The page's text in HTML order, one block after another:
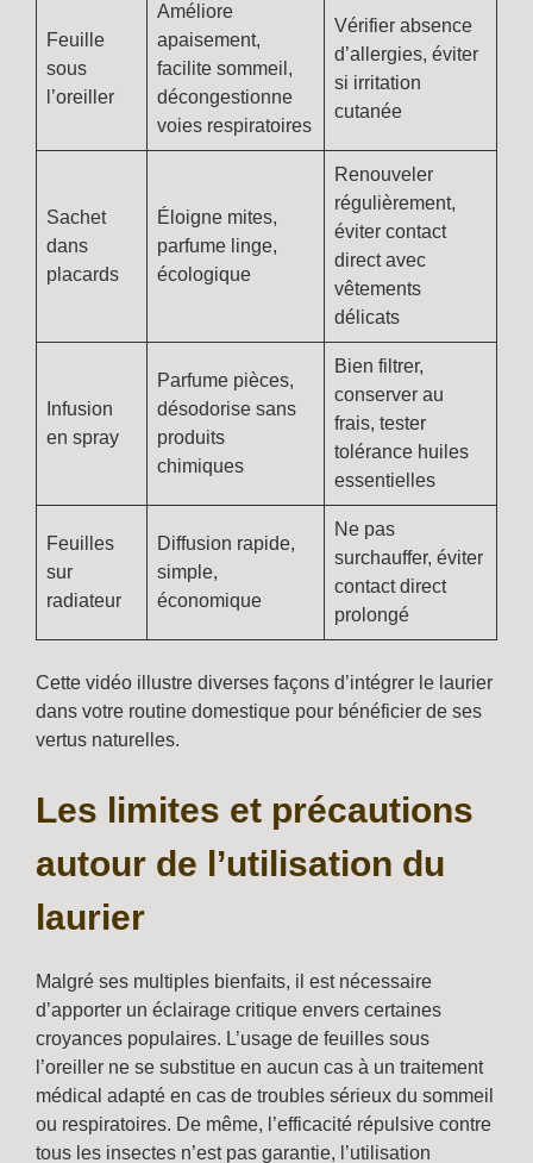
Feuille
sous
l’oreiller
Améliore
apaisement,
facilite sommeil,
décongestionne
voies respiratoires
Vérifier absence
d’allergies, éviter
si irritation
cutanée
Sachet
dans
placards
Éloigne mites,
parfume linge,
écologique
Renouveler
régulièrement,
éviter contact
direct avec
vêtements
délicats
Infusion
en spray
Parfume pièces,
désodorise sans
produits
chimiques
Bien filtrer,
conserver au
frais, tester
tolérance huiles
essentielles
Feuilles
sur
radiateur
Diffusion rapide,
simple,
économique
Ne pas
surchauffer, éviter
contact direct
prolongé
Cette vidéo illustre diverses façons d’intégrer le laurier
dans votre routine domestique pour bénéficier de ses
vertus naturelles.
Les limites et précautions
autour de l’utilisation du
laurier
Malgré ses multiples bienfaits, il est nécessaire
d’apporter un éclairage critique envers certaines
croyances populaires. L’usage de feuilles sous
l’oreiller ne se substitue en aucun cas à un traitement
médical adapté en cas de troubles sérieux du sommeil
ou respiratoires. De même, l’efficacité répulsive contre
tous les insectes n’est pas garantie, l’utilisation